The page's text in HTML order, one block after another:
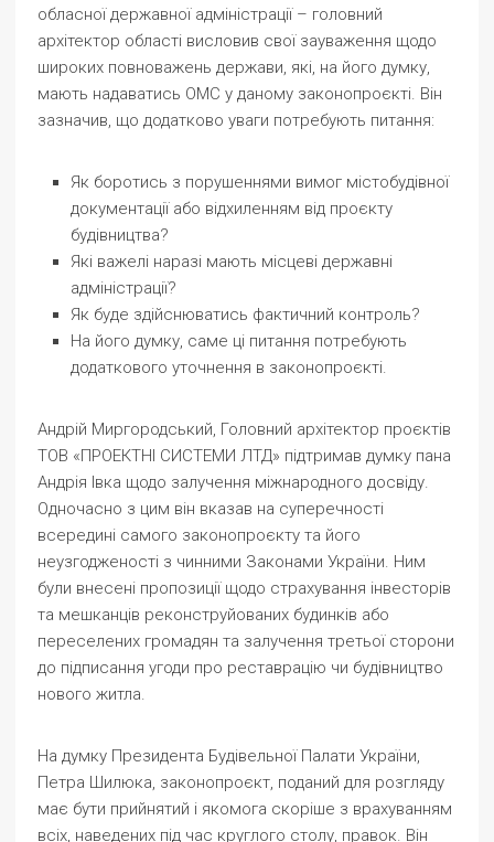
обласної державної адміністрації – головний
архітектор області висловив свої зауваження щодо
широких повноважень держави, які, на його думку,
мають надаватись ОМС у даному законопроєкті. Він
зазначив, що додатково уваги потребують питання:
Як боротись з порушеннями вимог містобудівної
документації або відхиленням від проєкту
будівництва?
Які важелі наразі мають місцеві державні
адміністрації?
Як буде здійснюватись фактичний контроль?
На його думку, саме ці питання потребують
додаткового уточнення в законопроєкті.
Андрій Миргородський, Головний архітектор проєктів
ТОВ «ПРОЕКТНІ СИСТЕМИ ЛТД» підтримав думку пана
Андрія Івка щодо залучення міжнародного досвіду.
Одночасно з цим він вказав на суперечності
всередині самого законопроєкту та його
неузгодженості з чинними Законами України. Ним
були внесені пропозиції щодо страхування інвесторів
та мешканців реконструйованих будинків або
переселених громадян та залучення третьої сторони
до підписання угоди про реставрацію чи будівництво
нового житла.
На думку Президента Будівельної Палати України,
Петра Шилюка, законопроєкт, поданий для розгляду
має бути прийнятий і якомога скоріше з врахуванням
всіх, наведених під час круглого столу, правок. Він